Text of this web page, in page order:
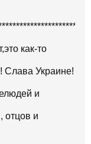
как-то
Слава Украине!
и
отцов и
и